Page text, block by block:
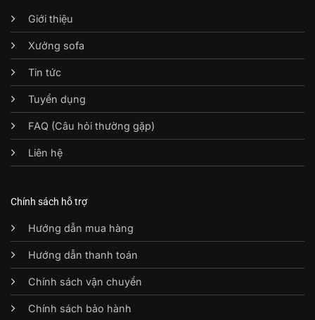
Giới thiệu
Xưởng sofa
Tin tức
Tuyển dụng
FAQ (Câu hỏi thường gặp)
Liên hệ
Chính sách hỗ trợ
Hướng dẫn mua hàng
Hướng dẫn thanh toán
Chính sách vận chuyển
Chính sách bảo hành